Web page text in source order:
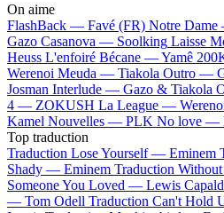
On aime
FlashBack — Favé (FR) Notre
Gazo Casanova — Soolking Laisse
Heuss L'enfoiré Bécane —Yamê
Werenoi Meuda — Tiakola Outro —
Josman Interlude — Gazo & Tiakola
4 — ZOKUSH La League —
Kamel Nouvelles — PLK No love —
Top traduction
Traduction Lose Yourself — Eminem
Shady — Eminem Traduction
Someone You Loved — Lewis
— Tom Odell Traduction Can't Hold